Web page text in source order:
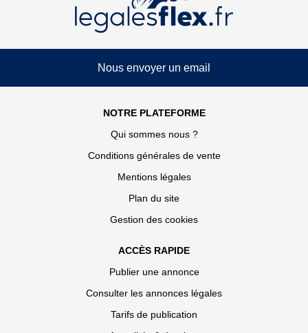
Nous envoyer un email
NOTRE PLATEFORME
Qui sommes nous ?
Conditions générales de vente
Mentions légales
Plan du site
Gestion des cookies
ACCÈS RAPIDE
Publier une annonce
Consulter les annonces légales
Tarifs de publication